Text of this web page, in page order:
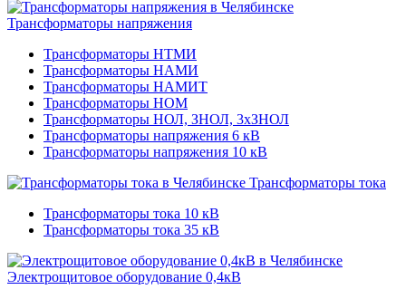
Трансформаторы напряжения
Трансформаторы НТМИ
Трансформаторы НАМИ
Трансформаторы НАМИТ
Трансформаторы НОМ
Трансформаторы НОЛ, ЗНОЛ, 3хЗНОЛ
Трансформаторы напряжения 6 кВ
Трансформаторы напряжения 10 кВ
Трансформаторы тока
Трансформаторы тока 10 кВ
Трансформаторы тока 35 кВ
Электрощитовое оборудование 0,4кВ